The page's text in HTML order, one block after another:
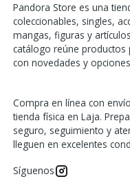
Pandora Store es una
coleccionables, singles,
mangas, figuras y
catálogo reúne
con novedades y
Compra en línea con
tienda física en Laja.
seguro, seguimiento y
lleguen en excelentes
Síguenos